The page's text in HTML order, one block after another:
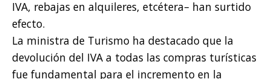
IVA, rebajas en alquileres, etcétera– han surtido
efecto.
La ministra de Turismo ha destacado que la
devolución del IVA a todas las compras turísticas
fue fundamental para el incremento en la